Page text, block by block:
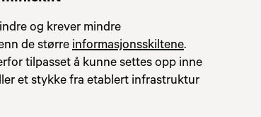
og krever mindre
de større informasjonsskiltene.
tilpasset å kunne settes opp inne
et stykke fra etablert infrastruktur